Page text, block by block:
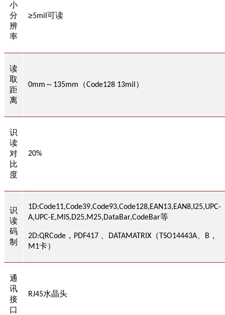
小
分
辨
率
≥5mil可读
读
取
距
离
0mm ～ 135mm （Code128 13mil）
识
读
对
比
度
20%
识
读
码
制
1D:Code11,Code39,Code93,Code128,EAN13,EAN8,I25,UPC-
A,UPC-E,MIS,D25,M25,DataBar,CodeBar等
2D:QRCode ， PDF417 、 DATAMATRIX （TSO14443A、 B ，
M1卡）
通
讯
接
口
RJ45水晶头